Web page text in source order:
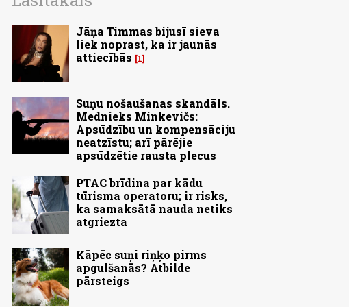
Jāņa Timmas bijusī sieva
liek noprast, ka ir jaunās
attiecībās
1
Suņu nošaušanas skandāls.
Mednieks Minkevičs:
Apsūdzību un kompensāciju
neatzīstu; arī pārējie
apsūdzētie rausta plecus
PTAC brīdina par kādu
tūrisma operatoru; ir risks,
ka samaksātā nauda netiks
atgriezta
Kāpēc suņi riņķo pirms
apgulšanās? Atbilde
pārsteigs